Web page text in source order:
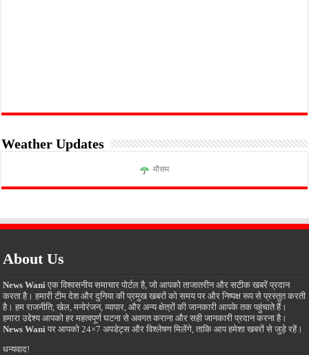
Weather Updates
मौसम
About Us
News Wani एक विश्वसनीय समाचार पोर्टल है, जो आपको ताजातरीन और सटीक खबरें प्रदान
करता है। हमारी टीम देश और दुनिया की प्रमुख खबरों को समय पर और निष्पक्ष रूप से प्रस्तुत करती
है। हम राजनीति, खेल, मनोरंजन, व्यापार, और अन्य क्षेत्रों की जानकारी आपके तक पहुंचाते हैं।
हमारा उद्देश्य आपको हर महत्वपूर्ण घटना से अवगत कराना और सही जानकारी प्रदान करना है।
News Wani पर आपको 24×7 अपडेट्स और विश्लेषण मिलेंगे, ताकि आप हमेशा खबरों से जुड़े रहें।
धन्यवाद!